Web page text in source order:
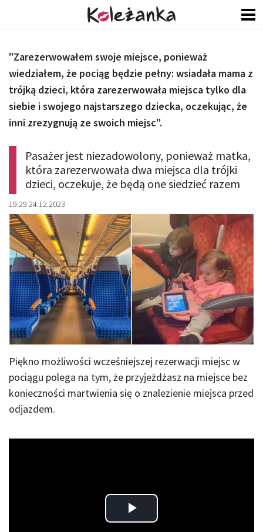
Pasażer jest niezadowolony, ponieważ matka,
która zarezerwowała dwa miejsca dla trójki
dzieci, oczekuje, że będą one siedzieć razem
19:29 24.12.2023
"Zarezerwowałem swoje miejsce, ponieważ
wiedziałem, że pociąg będzie pełny: wsiadała mama z
trójką dzieci, która zarezerwowała miejsca tylko dla
siebie i swojego najstarszego dziecka, oczekując, że
inni zrezygnują ze swoich miejsc".
Piękno możliwości wcześniejszej rezerwacji miejsc w
pociągu polega na tym, że przyjeżdżasz na miejsce bez
konieczności martwienia się o znalezienie miejsca przed
odjazdem.
Play